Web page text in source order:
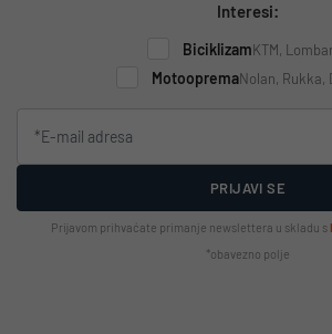
Interesi:
BiciklizamKTM,
MotoopremaNolan, Rukka,
PRIJAVI SE
Prijavom prihvaćate primanje newslettera u skladu s
*obavezno polje